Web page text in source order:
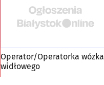
Operator/Operatorka wózka
widłowego